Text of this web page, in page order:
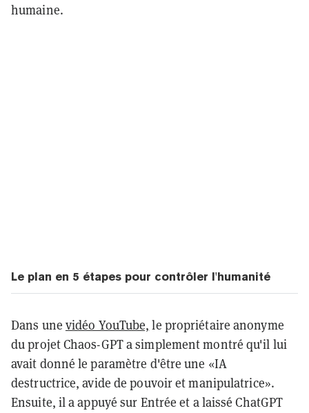
humaine.
Le plan en 5 étapes pour contrôler l'humanité
Dans une vidéo YouTube, le propriétaire anonyme
du projet Chaos-GPT a simplement montré qu'il lui
avait donné le paramètre d'être une «IA
destructrice, avide de pouvoir et manipulatrice».
Ensuite, il a appuyé sur Entrée et a laissé ChatGPT